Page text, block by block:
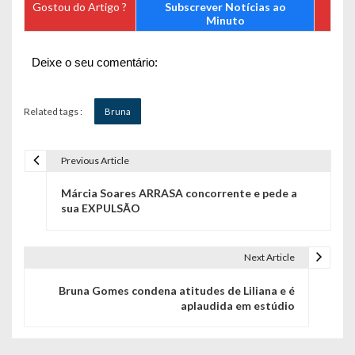
Gostou do Artigo ?
Subscrever Notícias ao
Minuto
Deixe o seu comentário:
Related tags : Bruna
Previous Article
Márcia Soares ARRASA concorrente e pede a
sua EXPULSÃO
Next Article
Bruna Gomes condena atitudes de Liliana e é
aplaudida em estúdio